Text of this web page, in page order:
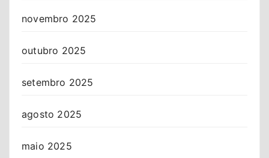
novembro 2025
outubro 2025
setembro 2025
agosto 2025
maio 2025